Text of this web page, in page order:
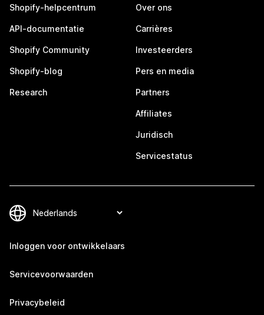
Shopify-helpcentrum
API-documentatie
Shopify Community
Shopify-blog
Research
Over ons
Carrières
Investeerders
Pers en media
Partners
Affiliates
Juridisch
Servicestatus
Inloggen voor ontwikkelaars
Servicevoorwaarden
Privacybeleid